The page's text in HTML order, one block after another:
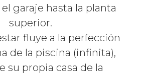
garaje hasta la planta
superior.
fluye a la perfección
de la piscina (infinita),
su propia casa de la